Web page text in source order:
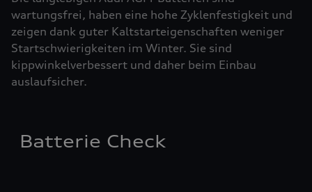
wartungsfrei, haben eine hohe Zyklenfestigkeit und
zeigen dank guter Kaltstarteigenschaften weniger
Startschwierigkeiten im Winter. Sie sind
kippwinkelverbessert und daher beim Einbau
auslaufsicher.
Batterie Check